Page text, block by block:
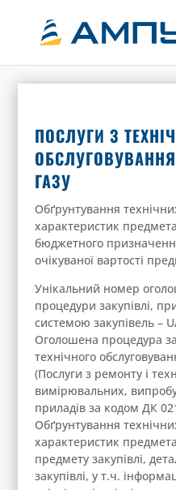
ПОСЛУГИ З
ГАЗУ
Обґрунтування
характеристик
бюджетного
очікуваної вартості
Унікальний номер
процедури закупівлі,
системою закупівель –
Оголошена процедура
технічного
(Послуги з ремонту і
вимірювальних,
приладів за кодом ДК
Обґрунтування
характеристик
предмету закупівлі,
закупівлі, у т.ч.